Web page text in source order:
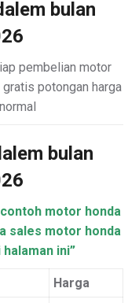
bulan
pembelian motor
potongan harga
bulan
motor honda
sales motor honda
ini”
Harga